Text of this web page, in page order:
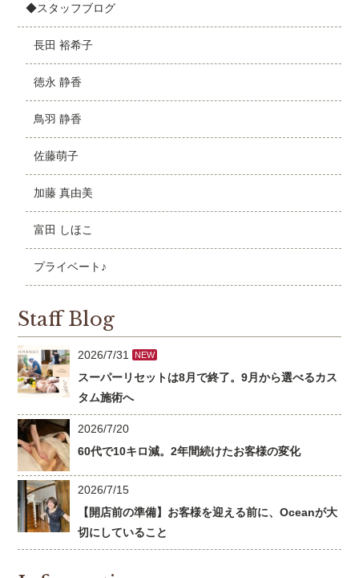
◆スタッフブログ
長田 裕希子
徳永 静香
鳥羽 静香
佐藤萌子
加藤 真由美
富田 しほこ
プライベート♪
Staff Blog
2026/7/31 NEW
スーパーリセットは8月で終了。9月から選べるカス
タム施術へ
2026/7/20
60代で10キロ減。2年間続けたお客様の変化
2026/7/15
【開店前の準備】お客様を迎える前に、Oceanが大
切にしていること